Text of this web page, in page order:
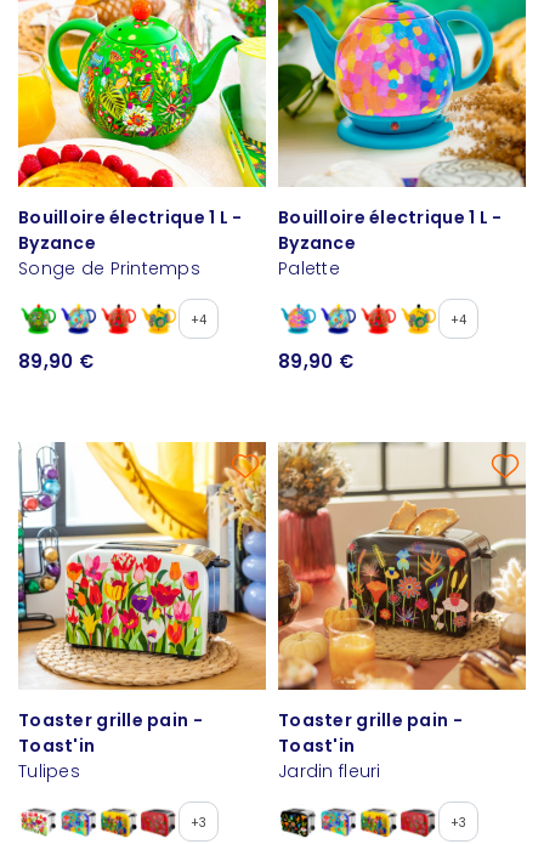
Bouilloire électrique 1 L -
Byzance
Songe de Printemps
+4
89,90 €
Bouilloire électrique 1 L -
Byzance
Palette
+4
89,90 €
Toaster grille pain -
Toast'in
Tulipes
+3
Toaster grille pain -
Toast'in
Jardin fleuri
+3